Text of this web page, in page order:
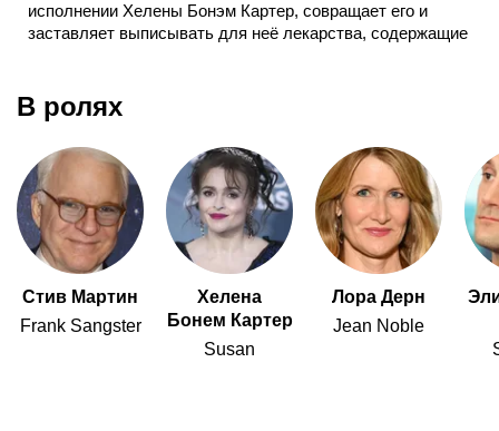
исполнении Хелены Бонэм Картер, совращает его и
заставляет выписывать для неё лекарства, содержащие
безобидна как кажется на первый взгляд.
В ролях
Стив Мартин
Frank Sangster
Хелена
Бонем Картер
Susan
Лора Дерн
Jean Noble